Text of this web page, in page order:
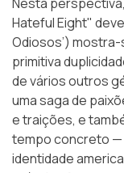
Nesta
Hateful Eight"
Odiosos’)
primitiva
de vários outros
uma saga de
e traições, e
tempo concreto
identidade